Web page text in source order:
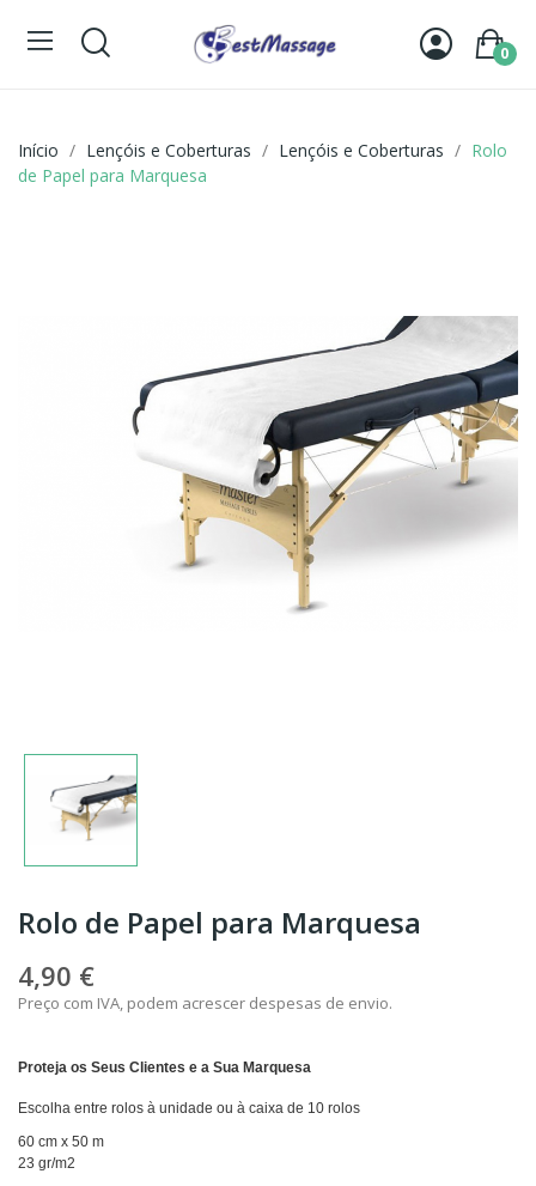
0
Início Lençóis e Coberturas Lençóis e Coberturas
Rolo
de Papel para Marquesa
Rolo de Papel para Marquesa
4,90 €
Preço com IVA, podem acrescer despesas de envio.
Proteja os Seus Clientes e a Sua Marquesa
Escolha entre rolos à unidade ou à caixa de 10 rolos
60 cm x 50 m
23 gr/m2